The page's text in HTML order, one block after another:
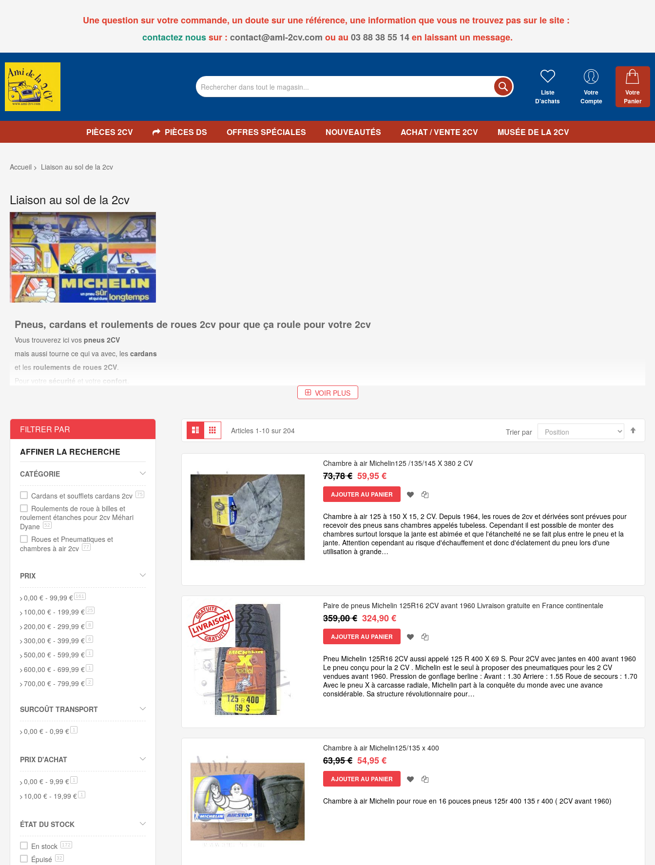
Une question sur votre commande, un doute sur une référence, une information que vous ne trouvez pas sur le site :
contactez noussur : contact@ami-2cv.com ou au 03 88 38 55 14en laissant un message.
Liste
D'achats
Votre
Compte
Votre
Panier
PIÈCES 2CV PIÈCES DS OFFRES SPÉCIALES NOUVEAUTÉS ACHAT / VENTE 2CV MUSÉE DE LA 2CV
Accueil Liaison au sol de la 2cv
Liaison au sol de la 2cv
Pneus, cardans et roulements de roues 2cv pour que ça roule pour votre 2cv
Vous trouverez ici vos pneus 2CV
mais aussi tourne ce qui va avec, les cardans
et les roulements de roues 2CV.
Pour votre sécurité et votre confort
VOIR PLUS
Afficher
en
Liste GrilleArticles 1-10 sur204 Trier par
Chambre à air Michelin125 /135/145 X 380 2 CV
59,95 €
73,78 €
AJOUTER AU PANIER
Chambre à air 125 à 150 X 15, 2 CV. Depuis 1964, les roues de 2cv et dérivées sont prévues pour
recevoir des pneus sans chambres appelés tubeless. Cependant il est possible de monter des
chambres surtout lorsque la jante est abimée et que l'étancheité ne se fait plus entre le pneu et la
jante. Attention cependant au risque d'échauffement et donc d'éclatement du pneu lors d'une
utilisation à grande…
Paire de pneus Michelin 125R16 2CV avant 1960 Livraison gratuite en France continentale
324,90 €
359,00 €
AJOUTER AU PANIER
Pneu Michelin 125R16 2CV aussi appelé 125 R 400 X 69 S. Pour 2CV avec jantes en 400 avant 1960
Le pneu conçu pour la 2 CV . Michelin est le seul à proposer des pneumatiques pour les 2 CV
vendues avant 1960. Pression de gonflage berline : Avant : 1.30 Arriere : 1.55 Roue de secours : 1.70
Avec le pneu X à carcasse radiale, Michelin part à la conquête du monde avec une avance
considérable. Sa structure révolutionnaire pour…
Chambre à air Michelin125/135 x 400
54,95 €
63,95 €
AJOUTER AU PANIER
Chambre à air Michelin pour roue en 16 pouces pneus 125r 400 135 r 400 ( 2CV avant 1960)
FILTRER PAR
AFFINER LA RECHERCHE
CATÉGORIE
Cardans et soufflets cardans 2cv 75
Roulements de roue à billes et
roulement étanches pour 2cv Méhari
Dyane
52
Roues et Pneumatiques et
chambres à air 2cv
77
PRIX
0,00 € - 99,99 € 161
100,00 € - 199,99 € 25
200,00 € - 299,99 € 8article
300,00 € - 399,99 € 6article
500,00 € - 599,99 € 1
600,00 € - 699,99 € 1
700,00 € - 799,99 € 2article
SURCOÛT TRANSPORT
0,00 € - 0,99 € 1
PRIX D'ACHAT
0,00 € - 9,99 € 1
10,00 € - 19,99 € 1
ÉTAT DU STOCK
En stock 172
Épuisé 32